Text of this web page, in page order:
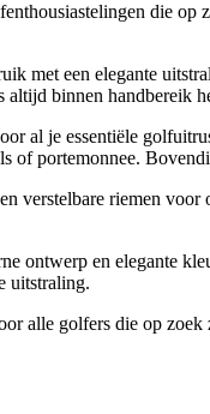
die
met een elegante
altijd binnen handbereik
al je essentiële
portemonnee.
verstelbare riemen
ontwerp en elegante
uitstraling.
alle golfers die op